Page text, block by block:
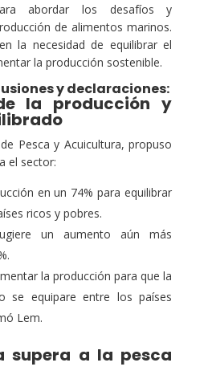
abordar los desafíos y
de alimentos marinos.
la necesidad de equilibrar el
la producción sostenible.
y declaraciones:
la producción y
Pesca y Acuicultura, propuso
el sector:
en un 74% para equilibrar
ricos y pobres.
un aumento aún más
la producción para que la
se equipare entre los países
Lem.
supera a la pesca